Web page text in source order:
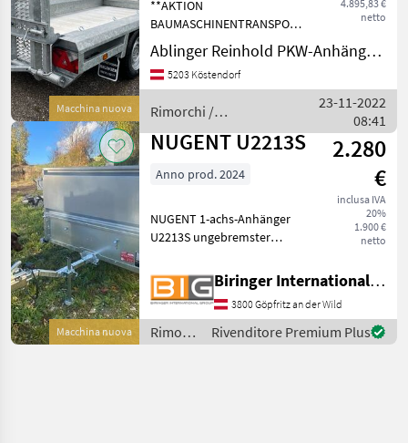
Macchina nuova
4.895,83 €
netto
**AKTION
BAUMASCHINENTRANSPORTER**
Doppelachsanhänger,
gebremste Ausführung
Auflaufeinrichtung ALKO
Deichsel in V-Ausführung
wartungsfrei
Ablinger Reinhold PKW-Anhänger und Fahrzeugbau Ges.m.b.H.
5203 Köstendorf
Rimorchi /
Ablinger
23-11-2022
08:41
Macchina nuova
NUGENT U2213S
2.280
€
inclusa IVA
20%
1.900 €
netto
Anno prod. 2024
NUGENT 1-achs-Anhänger
U2213S ungebremster
Anhänger ist aus
vollfeuerverzinktem Stahl
gefertigt Boden aus einer
speziell beschichteten 18
mm Sie
Biringer International GmbH
3800 Göpfritz an der Wild
Rimorchi
/
Rivenditore Premium Plus